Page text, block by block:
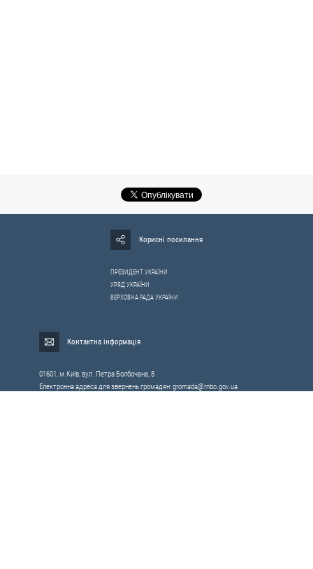
Корисні посилання
ПРЕЗИДЕНТ УКРАЇНИ
УРЯД УКРАЇНИ
ВЕРХОВНА РАДА УКРАЇНИ
Контактна інформація
01601, м.Київ, вул. Петра Болбочана, 8
Електронна адреса для звернень громадян:gromada@rnbo.gov.ua